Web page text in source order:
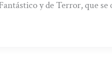
y de Terror, que se